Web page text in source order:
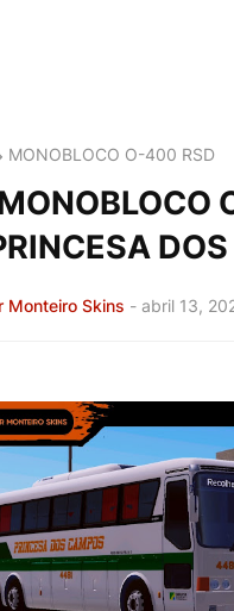
MONOBLOCO O-400 RSD
Monteiro Skins - abril 13,